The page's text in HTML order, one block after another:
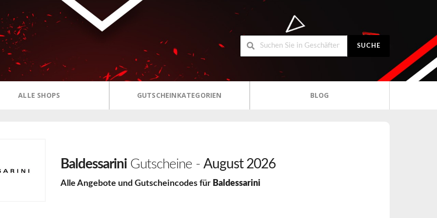
SUCHE
ALLE SHOPS GUTSCHEINKATEGORIEN BLOG
Baldessarini Gutscheine - August 2026
Alle Angebote und Gutscheincodes für Baldessarini